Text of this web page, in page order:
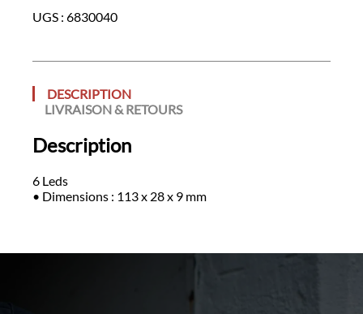
UGS : 6830040
DESCRIPTION
LIVRAISON & RETOURS
Description
6 Leds
• Dimensions : 113 x 28 x 9 mm